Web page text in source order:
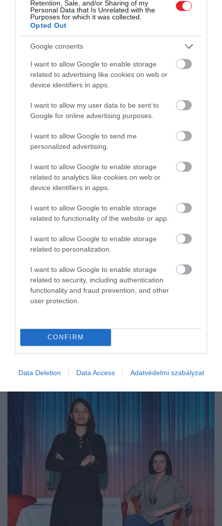
Retention, Sale, and/or Sharing of my
Personal Data that Is Unrelated with the
Purposes for which it was collected.
Opted Out
Google consents
I want to allow Google to enable storage
related to advertising like cookies on web or
device identifiers in apps.
I want to allow my user data to be sent to
Google for online advertising purposes.
I want to allow Google to send me
personalized advertising.
I want to allow Google to enable storage
related to analytics like cookies on web or
device identifiers in apps.
I want to allow Google to enable storage
related to functionality of the website or app.
I want to allow Google to enable storage
related to personalization.
I want to allow Google to enable storage
related to security, including authentication
functionality and fraud prevention, and other
user protection.
CONFIRM
Data Deletion Data Access Adatvédelmi szabályzat
nagyzenekari mű. Minden egyes évben az
elsődleges célunk, hogy Joseph Krug álmának
megfelelően elkészítsük a lehető legkiválóbb
cuvée-t, függetlenül attól, hogy az adott évben
Jelenleg a 173. kiadásnál tartunk, ami azt jelenti,
hogy a legfrissebb bor 2017-es benne – emellett
azonban tartalmaz még kilenc további évjáratot, és
több mint 120 különálló alapbor alkotja. Aztán ott
van a Krug Rosé, amely egy kamarazenakar
elegáns. Az évjáratos tételek olyan szonáták,
amelyek egy adott év történetét mesélik el. Ezen a
téren meglehetősen különbözünk más házaktól: mi
nem pozicionáljuk őket magasabbra, mint a Grand
Cuvée-t – nálunk nincs minőségi hierarchia,
képviseli. Csupán annyiban különbözik a Grand
Cuvée-től, hogy ritkább, hiszen az adott évre
korlátozódik, és csak olyan évben készül, amelynek
történetét érdemesnek tartjuk elmesélni – ez
átlagosan négy-öt évente történik meg, így a
legfiatalabb vintage-ünk a 2011-es. A Clos du Mesnil
és a Clos d'Ambonnay pedig szólista előadások,
ugyanis egyetlen fajta, a chardonnay, illetve a pinot
noir szépségét mutatják be.